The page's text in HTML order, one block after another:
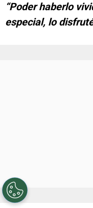
“Poder haberlo
especial, lo